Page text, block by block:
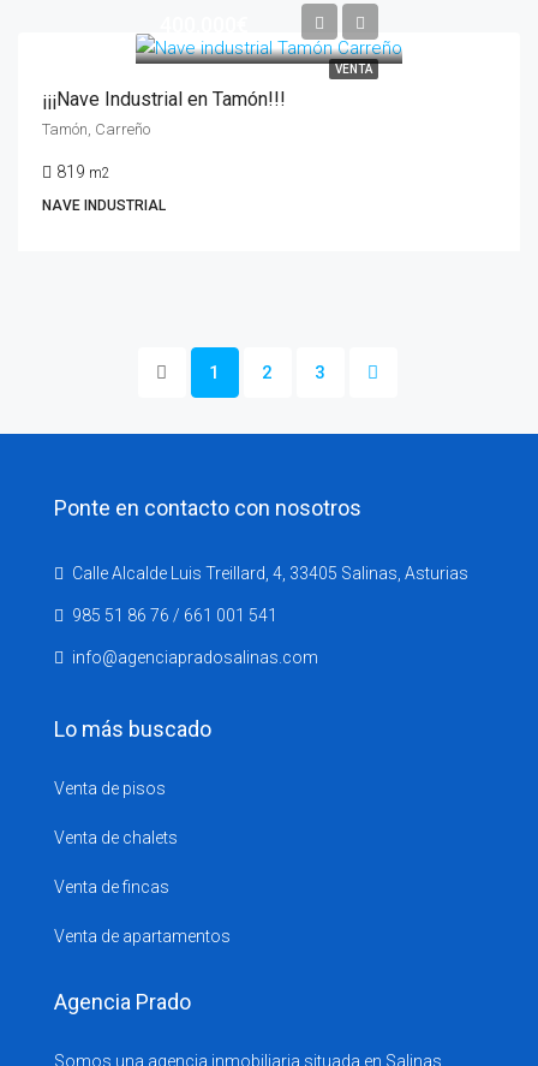
VENTA
¡¡¡Nave Industrial en Tamón!!!
Tamón, Carreño
819 m2
NAVE INDUSTRIAL
1 2 3
Ponte en contacto con nosotros
Calle Alcalde Luis Treillard, 4, 33405 Salinas, Asturias
985 51 86 76 / 661 001 541
info@agenciapradosalinas.com
Lo más buscado
Venta de pisos
Venta de chalets
Venta de fincas
Venta de apartamentos
Agencia Prado
Somos una agencia inmobiliaria situada en Salinas,